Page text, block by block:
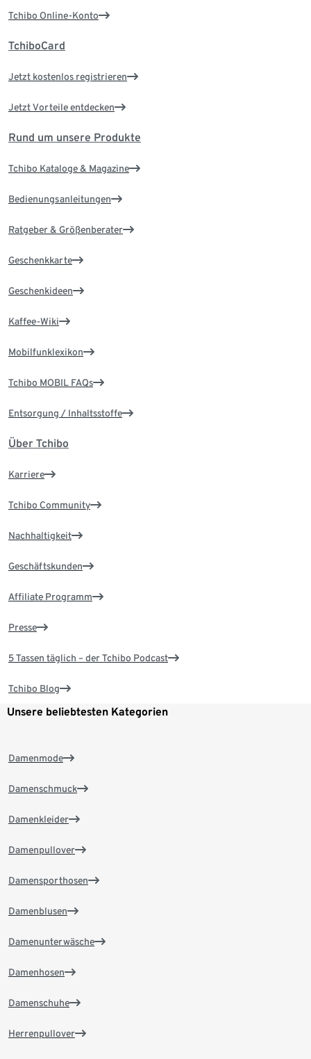
Tchibo Online-Konto
TchiboCard
Jetzt kostenlos registrieren
Jetzt Vorteile entdecken
Rund um unsere Produkte
Tchibo Kataloge & Magazine
Bedienungsanleitungen
Ratgeber & Größenberater
Geschenkkarte
Geschenkideen
Kaffee-Wiki
Mobilfunklexikon
Tchibo MOBIL FAQs
Entsorgung / Inhaltsstoffe
Über Tchibo
Karriere
Tchibo Community
Nachhaltigkeit
Geschäftskunden
Affiliate Programm
Presse
5 Tassen täglich – der Tchibo Podcast
Tchibo Blog
Unsere beliebtesten Kategorien
Damenmode
Damenschmuck
Damenkleider
Damenpullover
Damensporthosen
Damenblusen
Damenunterwäsche
Damenhosen
Damenschuhe
Herrenpullover